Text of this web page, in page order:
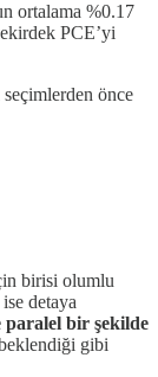
ortalama %0.17
PCE’yi
önce
birisi olumlu
detaya
bir şekilde
gibi